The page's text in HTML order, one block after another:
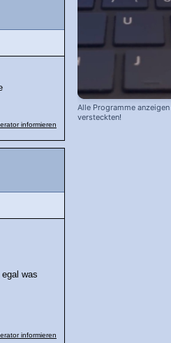
informieren
was
informieren
Alle Programme
versteckten!